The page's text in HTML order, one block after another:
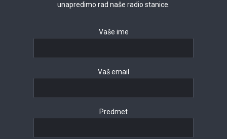
unapredimo rad naše radio stanice.
Vaše ime
Vaš email
Predmet